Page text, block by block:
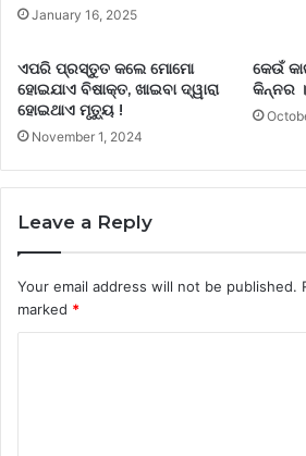
January 16, 2025
ଏପରି ପ୍ରସ୍ତୁତ କଲେ ମୋମୋ
ହୋଇଯାଏ ବିଷାକ୍ତ, ଖାଇବା ଦ୍ୱାରା
ହୋଇଥାଏ ମୃତ୍ୟୁ !
November 1, 2024
କେଉଁ
କିନ୍ନର
Leave a Reply
Your email address will not be published.
marked *